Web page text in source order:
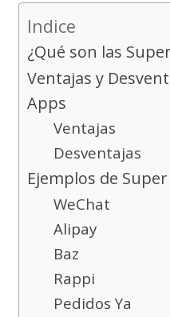
Indice
¿Qué son las
Ventajas y
Apps
Ventajas
Desventajas
Ejemplos de
WeChat
Alipay
Baz
Rappi
Pedidos Ya